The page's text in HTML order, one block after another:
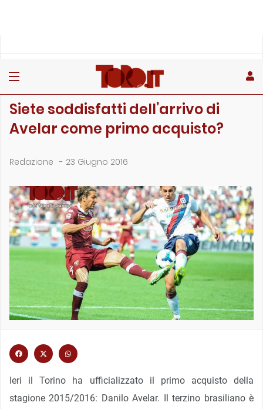
Siete soddisfatti dell’arrivo di
Avelar come primo acquisto?
Redazione - 23 Giugno 2016
Ieri il Torino ha ufficializzato il primo acquisto della
stagione 2015/2016: Danilo Avelar. Il terzino brasiliano è